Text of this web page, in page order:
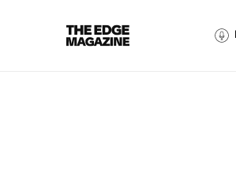
The
Edge
Magazine